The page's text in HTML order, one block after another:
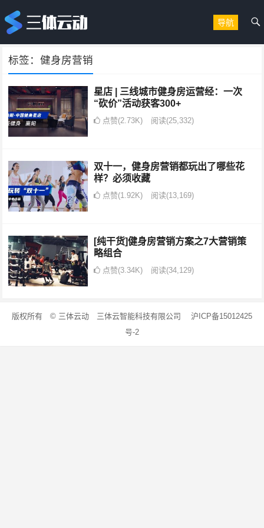
导航
标签：健身房营销
星店 | 三线城市健身房运营经：一次
“砍价”活动获客300+
点赞(2.73K) 阅读(25,332)
双十一，健身房营销都玩出了哪些花
样？必须收藏
点赞(1.92K) 阅读(13,169)
[纯干货]健身房营销方案之7大营销策
略组合
点赞(3.34K) 阅读(34,129)
版权所有 © 三体云动 三体云智能科技有限公司 沪ICP备15012425
号-2